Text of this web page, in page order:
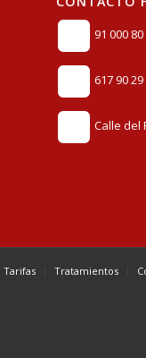
91 000 80
617 90
Calle del
Tarifas Tratamientos